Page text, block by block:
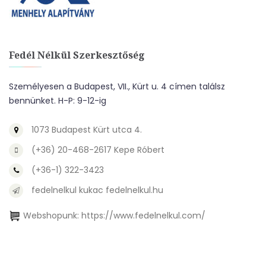
Fedél Nélkül Szerkesztőség
Személyesen a Budapest, VII., Kürt u. 4 címen találsz
bennünket. H-P: 9-12-ig
1073 Budapest Kürt utca 4.
(+36) 20-468-2617 Kepe Róbert
(+36-1) 322-3423
fedelnelkul kukac fedelnelkul.hu
Webshopunk: https://www.fedelnelkul.com/